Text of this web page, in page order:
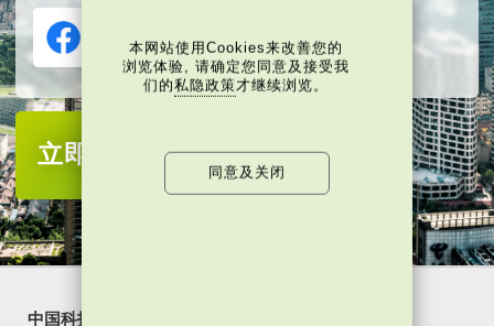
立即注册 成为当代中国会员
中国科技
本网站使用Cookies来改善您的
浏览体验, 请确定您同意及接受我
们的私隐政策才继续浏览。
同意及关闭